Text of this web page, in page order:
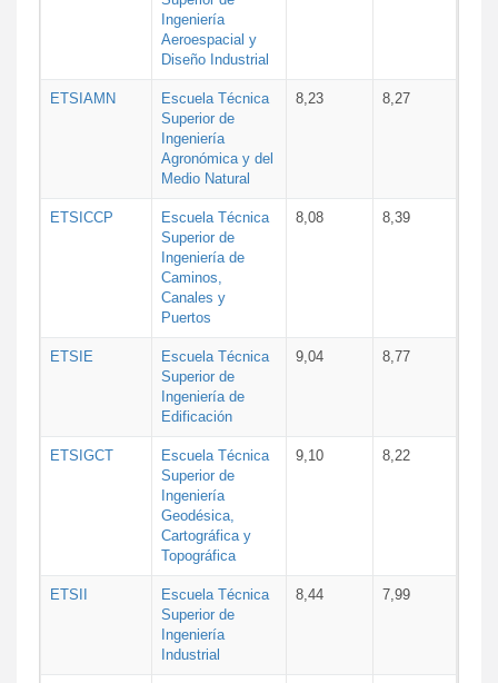
Ingeniería
Aeroespacial y
Diseño Industrial
ETSIAMN
Escuela Técnica
Superior de
Ingeniería
Agronómica y del
Medio Natural
8,23 8,27
ETSICCP
Escuela Técnica
Superior de
Ingeniería de
Caminos,
Canales y
Puertos
8,08 8,39
ETSIE
Escuela Técnica
Superior de
Ingeniería de
Edificación
9,04 8,77
ETSIGCT
Escuela Técnica
Superior de
Ingeniería
Geodésica,
Cartográfica y
Topográfica
9,10 8,22
ETSII
Escuela Técnica
Superior de
Ingeniería
Industrial
8,44 7,99